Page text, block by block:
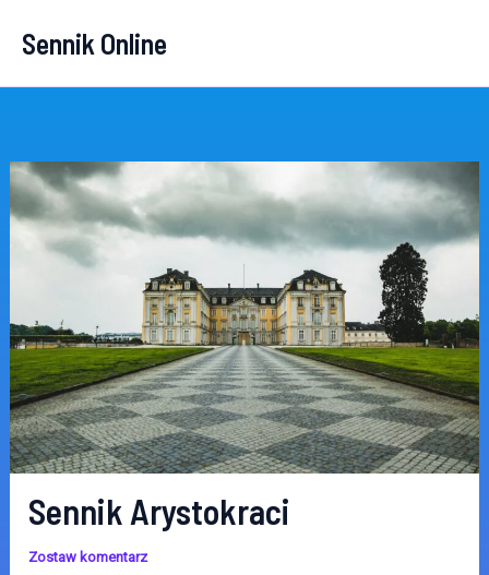
Sennik Online
Sennik Arystokraci
Zostaw komentarz